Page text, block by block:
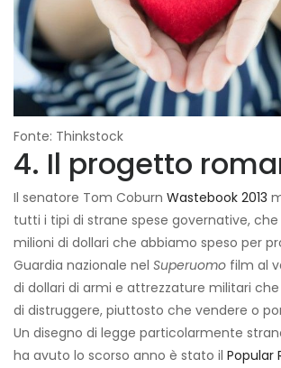
Fonte: Thinkstock
4. Il progetto
Il senatore Tom Coburn Wastebook 2013
tutti i tipi di strane spese governative, che
milioni di dollari che abbiamo speso per
Guardia nazionale nel Superuomo film al
di dollari di armi e attrezzature militari
di distruggere, piuttosto che vendere o
Un disegno di legge particolarmente
ha avuto lo scorso anno è stato il Popular